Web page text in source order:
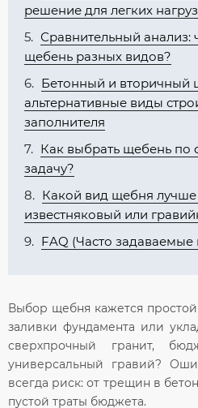
решение для легких
Сравнительный анализ:
щебень разных видов?
Бетонный и вторичный
альтернативные виды
заполнителя
Как выбрать щебень
задачу?
Какой вид щебня лучше
известняковый или
FAQ (Часто
Выбор щебня кажется
заливки фундамента или
сверхпрочный гранит,
универсальный гравий?
всегда риск: от трещин в
пустой траты бюджета.